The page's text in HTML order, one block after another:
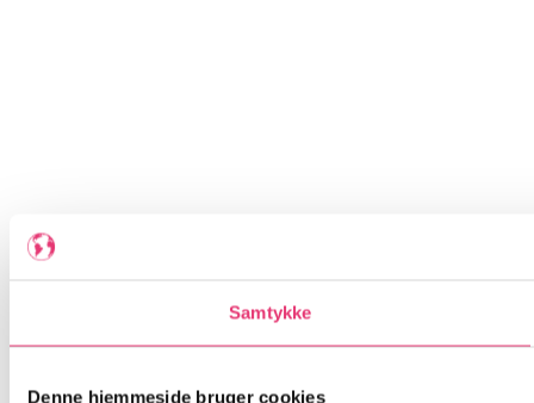
Samtykke
Denne hjemmeside bruger cookies